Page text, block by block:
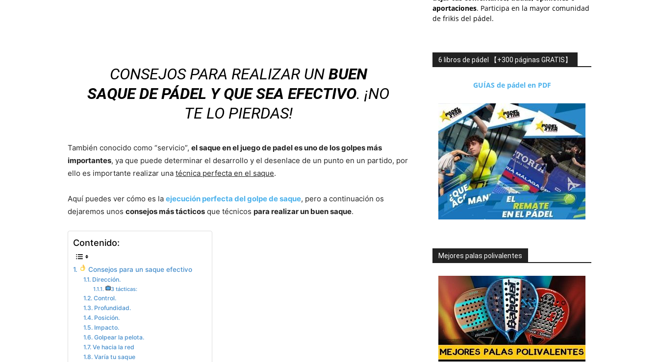
CONSEJOS PARA REALIZAR UN BUEN
SAQUE DE PÁDEL Y QUE SEA EFECTIVO. ¡NO
TE LO PIERDAS!
También conocido como “servicio”, el saque en el juego de padel es uno de los golpes más
importantes, ya que puede determinar el desarrollo y el desenlace de un punto en un partido, por
ello es importante realizar una técnica perfecta en el saque.
Aquí puedes ver cómo es la ejecución perfecta del golpe de saque, pero a continuación os
dejaremos unos consejos más tácticos que técnicos para realizar un buen saque.
Contenido:
Consejos para un saque efectivo
Dirección.
3 tácticas:
Control.
Profundidad.
Posición.
Impacto.
Golpear la pelota.
Ve hacia la red
Varía tu saque
aportaciones. Participa en la mayor comunidad
de frikis del pádel.
6 libros de pádel 【+300 páginas GRATIS】
GUÍAS de pádel en PDF
Mejores palas polivalentes